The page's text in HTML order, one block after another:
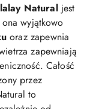
Naturaljest
ona wyjątkowo
oraz zapewnia
zapewniają
Całość
przez
to